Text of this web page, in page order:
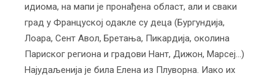
идиома, на мапи је пронађена област, али и сваки
град у Француској одакле су деца (Бургундија,
Лоара, Сент Авол, Бретања, Пикардија, околина
Париског региона и градови Нант, Дижон, Марсеј…)
Најудаљенија је била Елена из Плуворна. Иако их